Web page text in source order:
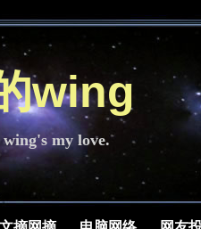
wing
my love.